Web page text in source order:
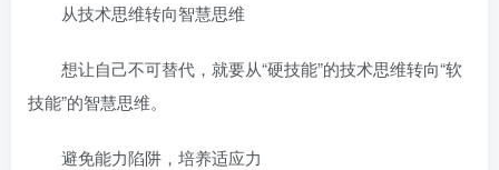
从技术思维转向智慧思维
想让自己不可替代，就要从“硬技能”的技术思维转向“软
技能”的智慧思维。
避免能力陷阱，培养适应力